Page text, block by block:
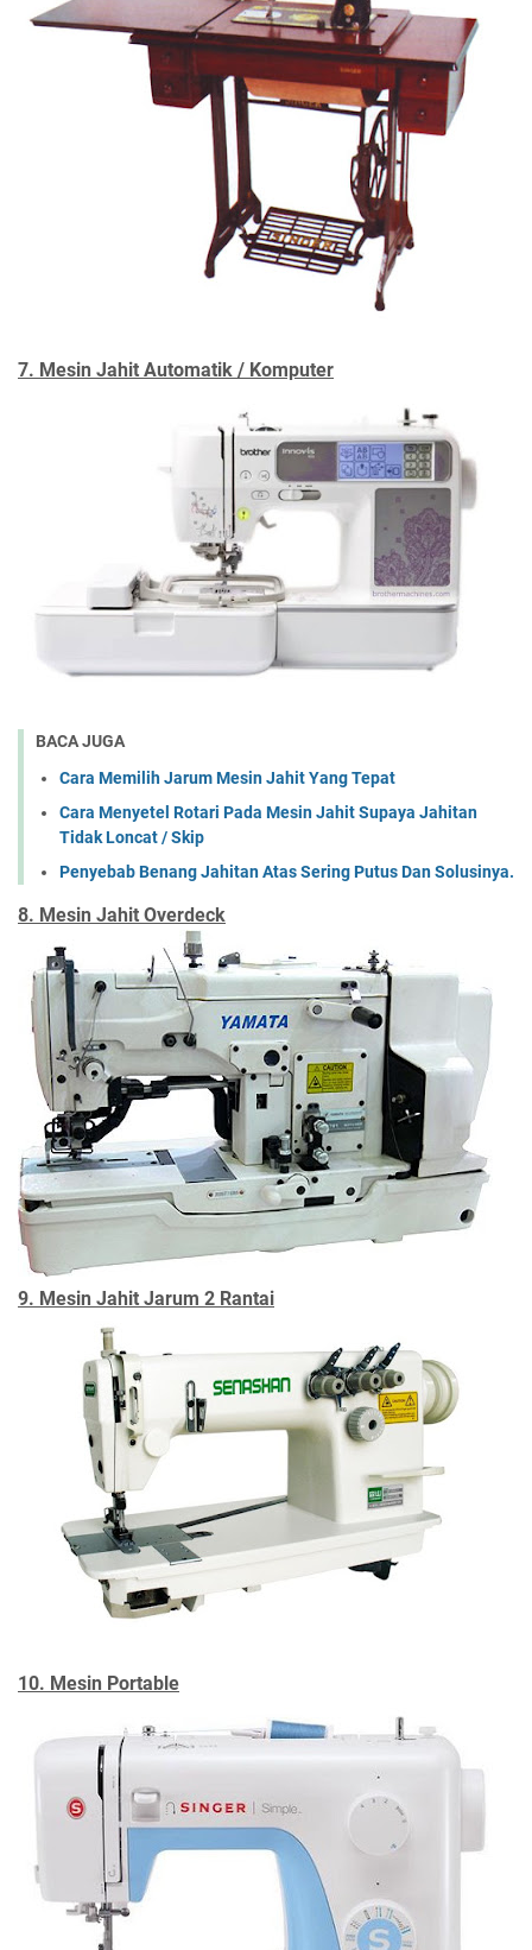
7. Mesin Jahit Automatik / Komputer
BACA JUGA
Cara Memilih Jarum Mesin Jahit Yang Tepat
Cara Menyetel Rotari Pada Mesin Jahit Supaya Jahitan
Tidak Loncat / Skip
Penyebab Benang Jahitan Atas Sering Putus Dan Solusinya.
8. Mesin Jahit Overdeck
9. Mesin Jahit Jarum 2 Rantai
10. Mesin Portable